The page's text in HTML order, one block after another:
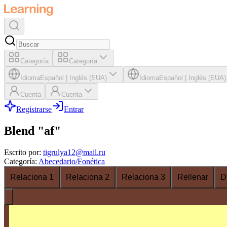
Categoría Categoría
IdiomaEspañol Inglés (EUA) IdiomaEspañol Inglés (EUA)
Cuenta Cuenta
Registrarse Entrar
Blend "af"
Escrito por: tigrulya12@mail.ru
Categoría: Abecedario/Fonética
Relaciona 1
Relaciona 2 Relaciona 3 Rellenar